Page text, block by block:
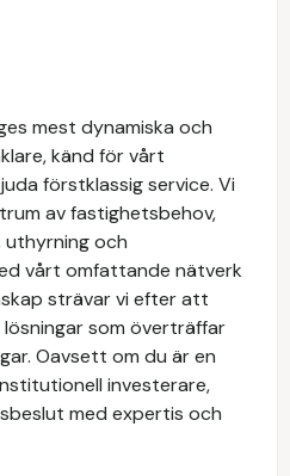
mest dynamiska och
känd för vårt
förstklassig service. Vi
av fastighetsbehov,
uthyrning och
vårt omfattande nätverk
strävar vi efter att
som överträffar
Oavsett om du är en
investerare,
med expertis och